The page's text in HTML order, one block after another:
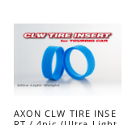
AXON CLW TIRE INSE